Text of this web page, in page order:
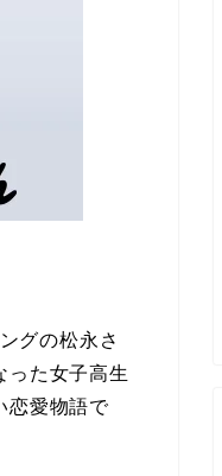
グの松永さ
った女子高生
恋愛物語で